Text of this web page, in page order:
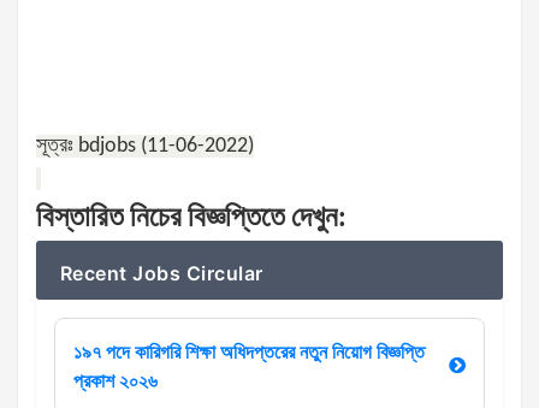
সূত্রঃ bdjobs (11-06-2022)
বিস্তারিতনিচেরবিজ্ঞপ্তিতে দেখুন:
Recent Jobs Circular
১৯৭ পদে কারিগরি শিক্ষা অধিদপ্তরের নতুন নিয়োগ বিজ্ঞপ্তি
প্রকাশ ২০২৬